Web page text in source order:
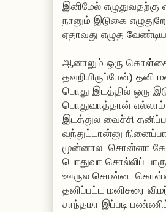
இனிமேல் எழுதுவதற்கு
நானும் இடுகை
ஏதாவது எழுத
ஆனாலும் ஒரு கொள்கை
தவறியிருப்பேன்) தனி
பொது இடத்தில் ஒரு
பொதுவாத்தான்
இடத்துல வைச்சி
வந்துட்டான்னு
முன்னால சொன்னா
பொதுவா சொல்லிப்
ஊருல சொன்ன கொள்கை
தனிப்பட்ட மனிசரை
சாந்தமா இப்படி